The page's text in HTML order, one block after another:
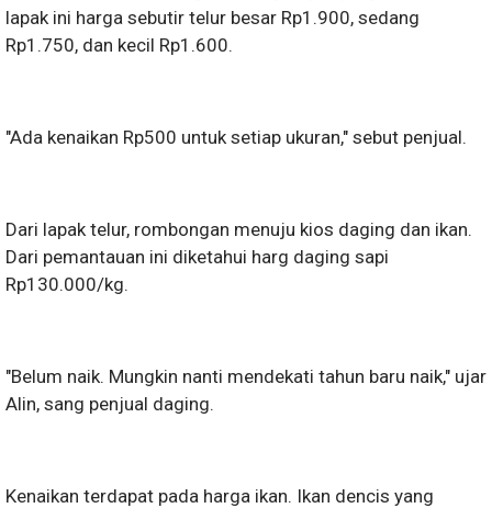
lapak ini harga sebutir telur besar Rp1.900, sedang
Rp1.750, dan kecil Rp1.600.
"Ada kenaikan Rp500 untuk setiap ukuran," sebut penjual.
Dari lapak telur, rombongan menuju kios daging dan ikan.
Dari pemantauan ini diketahui harg daging sapi
Rp130.000/kg.
"Belum naik. Mungkin nanti mendekati tahun baru naik," ujar
Alin, sang penjual daging.
Kenaikan terdapat pada harga ikan. Ikan dencis yang